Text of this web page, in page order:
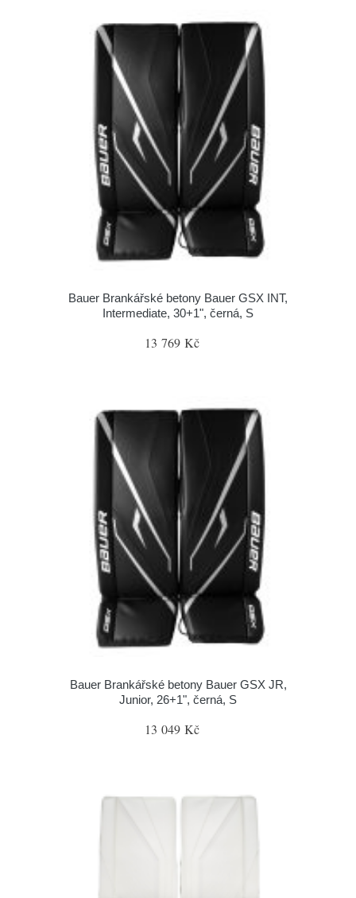
Bauer Brankářské betony Bauer GSX INT,
Intermediate, 30+1", černá, S
13 769 Kč
Bauer Brankářské betony Bauer GSX JR,
Junior, 26+1", černá, S
13 049 Kč